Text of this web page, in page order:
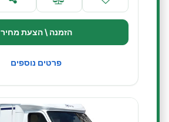
הזמנה \ הצעת מחיר
פרטים נוספים